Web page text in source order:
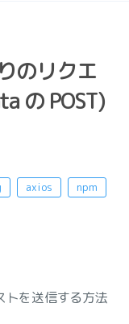
のリクエ
の POST)
axios npm
トを送信する方法